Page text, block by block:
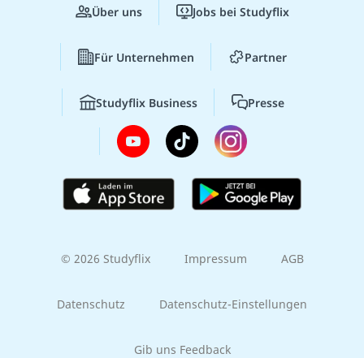
Über uns Jobs bei Studyflix
Für Unternehmen Partner
Studyflix Business Presse
© 2026 Studyflix Impressum AGB
Datenschutz Datenschutz-Einstellungen
Gib uns Feedback